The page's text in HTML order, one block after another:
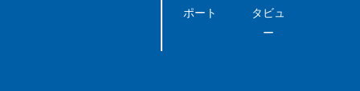
ポート
タビュ
ー